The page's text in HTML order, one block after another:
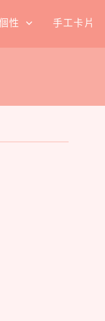
性 手工卡片